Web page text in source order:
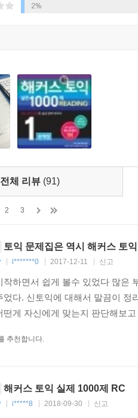
강, 매일 실전 RC/LC 풀기 등
셀러 1위 해커스 토익!
TOEFL 베스트셀러 1위
2%
전체 리뷰 (91)
2 3
토익 문제집은 역시 해커스 토
l*******0 2017-12-11 신고
작하면서 쉽게 볼수 있었다 많은
었다. 신토익에 대해서 말끔이
떤게 자신에게 맞는지 판단해보
추천합니다.
해커스 토익 실제 1000제 RC
i*****8 2018-09-30 신고